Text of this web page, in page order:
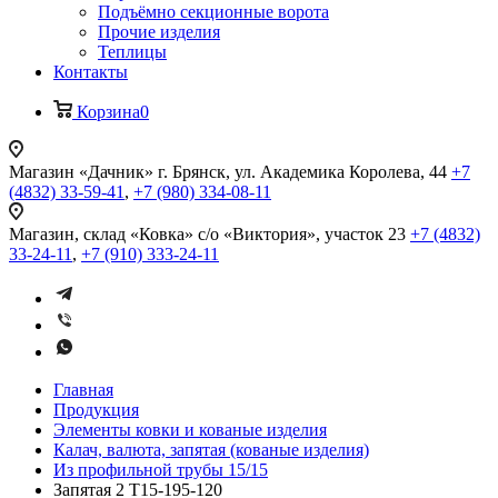
Подъёмно секционные ворота
Прочие изделия
Теплицы
Контакты
Корзина0
Магазин «Дачник» г. Брянск, ул. Академика Королева, 44 +7
(4832) 33-59-41 , +7 (980) 334-08-11
Магазин, склад «Ковка» с/о «Виктория», участок 23 +7 (4832)
33-24-11 , +7 (910) 333-24-11
Главная
Продукция
Элементы ковки и кованые изделия
Калач, валюта, запятая (кованые изделия)
Из профильной трубы 15/15
Запятая 2 Т15-195-120